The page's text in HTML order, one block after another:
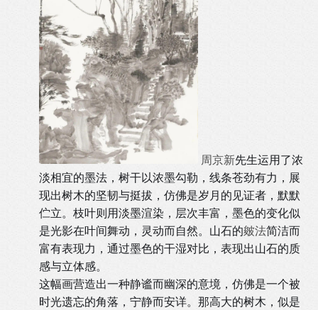
周京新先生运用了浓
淡相宜的墨法，树干以浓墨勾勒，线条苍劲有力，展
现出树木的坚韧与挺拔，仿佛是岁月的见证者，默默
伫立。枝叶则用淡墨渲染，层次丰富，墨色的变化似
是光影在叶间舞动，灵动而自然。山石的皴法简洁而
富有表现力，通过墨色的干湿对比，表现出山石的质
感与立体感。
这幅画营造出一种静谧而幽深的意境，仿佛是一个被
时光遗忘的角落，宁静而安详。那高大的树木，似是